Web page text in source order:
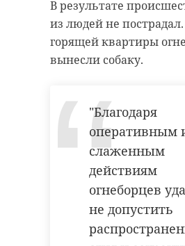
В результате
из людей не
горящей квартиры
вынесли собаку.
"Благодаря
оперативным
слаженным
действиям
огнеборцев
не допустить
Совместно с
комплексом
позволит обрабатывать
отходов региона.
оператора по созданию
современных
переработки ТКО при
областного